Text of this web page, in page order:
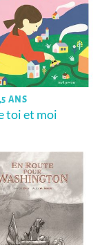
ANS
toi et moi